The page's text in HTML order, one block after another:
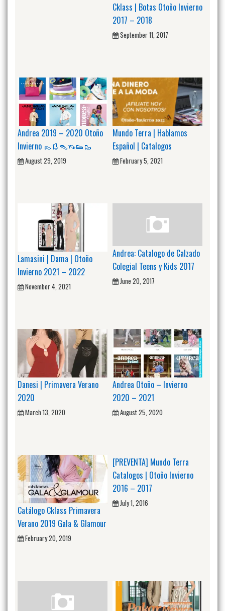
Cklass | Botas Otoño Invierno
2017 – 2018
September 11, 2017
Andrea 2019 – 2020 Otoño
Invierno 👞👢👠👡👟🥾
August 29, 2019
Mundo Terra | Hablamos
Español | Catalogos
February 5, 2021
Lamasini | Dama | Otoño
Invierno 2021 – 2022
November 4, 2021
Andrea: Catalogo de Calzado
Colegial Teens y Kids 2017
June 20, 2017
Danesi | Primavera Verano
2020
March 13, 2020
Andrea Otoño – Invierno
2020 – 2021
August 25, 2020
Catálogo Cklass Primavera
Verano 2019 Gala & Glamour
February 20, 2019
[PREVENTA] Mundo Terra
Catalogos | Otoño Invierno
2016 – 2017
July 1, 2016